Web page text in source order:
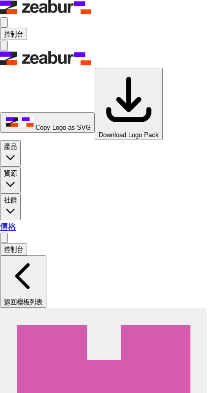
控制台
Copy Logo as SVG
Download Logo Pack
產品
資源
社群
價格
控制台
返回模板列表